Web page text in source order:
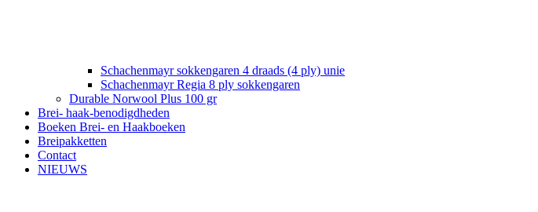
Schachenmayr sokkengaren 4 draads (4 ply) unie
Schachenmayr Regia 8 ply sokkengaren
Durable Norwool Plus 100 gr
Brei- haak-benodigdheden
Boeken Brei- en Haakboeken
Breipakketten
Contact
NIEUWS